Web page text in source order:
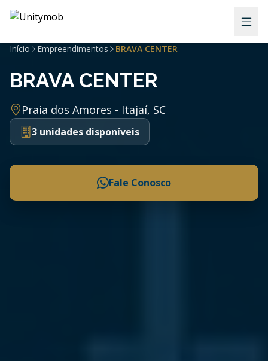
Início Empreendimentos BRAVA CENTER
BRAVA CENTER
Praia dos Amores - Itajaí, SC
3 unidades disponíveis
Fale Conosco